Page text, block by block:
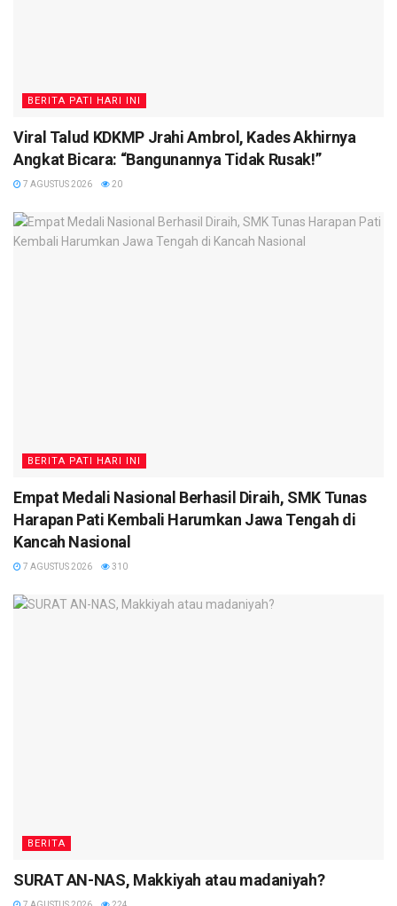
BERITA PATI HARI INI
Viral Talud KDKMP Jrahi Ambrol, Kades Akhirnya
Angkat Bicara: “Bangunannya Tidak Rusak!”
7 AGUSTUS 2026 20
BERITA PATI HARI INI
Empat Medali Nasional Berhasil Diraih, SMK Tunas
Harapan Pati Kembali Harumkan Jawa Tengah di
Kancah Nasional
7 AGUSTUS 2026 310
BERITA
SURAT AN-NAS, Makkiyah atau madaniyah?